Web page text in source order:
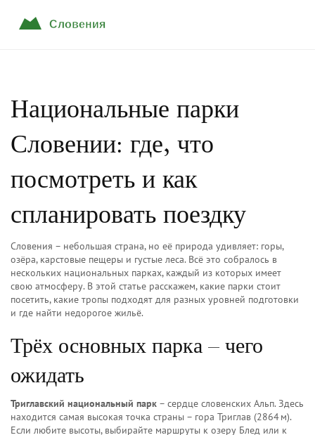
Национальные парки
Словении: где, что
посмотреть и как
спланировать поездку
Словения – небольшая страна, но её природа удивляет: горы,
озёра, карстовые пещеры и густые леса. Всё это собралось в
нескольких национальных парках, каждый из которых имеет
свою атмосферу. В этой статье расскажем, какие парки стоит
посетить, какие тропы подходят для разных уровней подготовки
и где найти недорогое жильё.
Трёх основных парка – чего
ожидать
Триглавский национальный парк – сердце словенских Альп. Здесь
находится самая высокая точка страны – гора Триглав (2864 м).
Если любите высоты, выбирайте маршруты к озеру Блед или к